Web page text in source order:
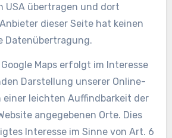
USA übertragen und dort
dieser Seite hat keinen
Datenübertragung.
Maps erfolgt im Interesse
Darstellung unserer Online-
einer leichten Auffindbarkeit der
angegebenen Orte. Dies
Interesse im Sinne von Art. 6